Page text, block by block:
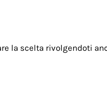
la scelta rivolgendoti